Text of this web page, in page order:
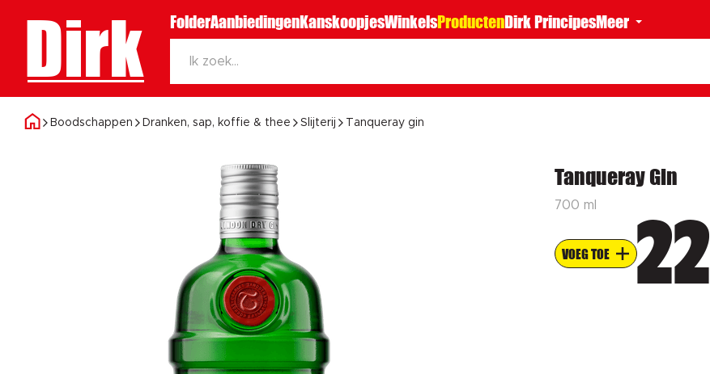
Dirk FolderAanbiedingenKanskoopjesWinkelsProductenDirk PrincipesMeer
Boodschappen Dranken, sap, koffie & thee Slijterij Tanqueray gin
Tanqueray Gin
700 ml
VOEG TOE 22